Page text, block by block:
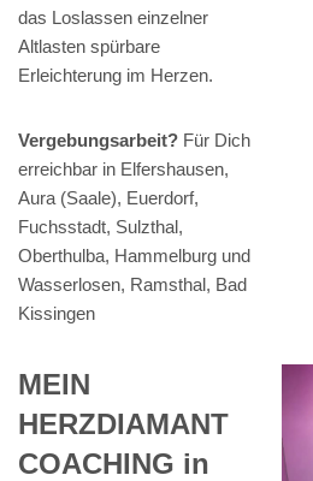
das Loslassen einzelner
Altlasten spürbare
Erleichterung im Herzen.
Vergebungsarbeit? Für Dich
erreichbar in Elfershausen,
Aura (Saale), Euerdorf,
Fuchsstadt, Sulzthal,
Oberthulba, Hammelburg und
Wasserlosen, Ramsthal, Bad
Kissingen
MEIN
HERZDIAMANT
COACHING in